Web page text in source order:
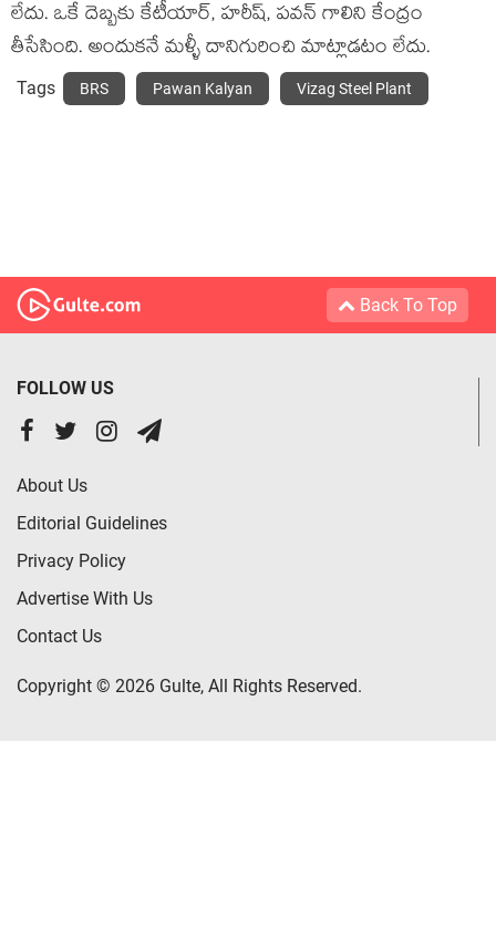
లేదు. ఒకే దెబ్బకు కేటీయార్, హరీష్, పవన్ గాలిని కేంద్రం
తీసేసింది. అందుకనే మళ్ళీ దానిగురించి మాట్లాడటం లేదు.
Tags BRS Pawan Kalyan Vizag Steel Plant
Back To Top
FOLLOW US
About Us
Editorial Guidelines
Privacy Policy
Advertise With Us
Contact Us
Copyright © 2026 Gulte, All Rights Reserved.